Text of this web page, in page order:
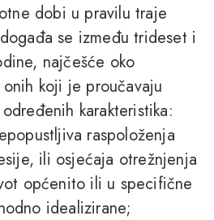
dobi u pravilu traje
se između trideset i
najčešće oko
koji je proučavaju
karakteristika:
raspoloženja
ili osjećaja otrežnjenja
općenito ili u specifične
idealizirane;